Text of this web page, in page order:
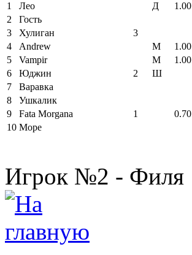
1
Лео Д
1.00
2
Гость
3
Хулиган
3
4
Andrew М
1.00
5
Vampir М
1.00
6
Юджин 2
Ш
7
Варавка
8
Ушкалик
9
Fata Morgana 1
0.70
10 Море
Игрок №2 - Филя